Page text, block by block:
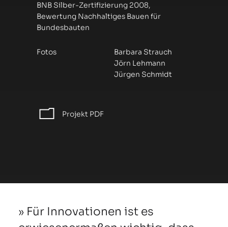
BNB Silber-Zertifizierung 2008,
Bewertung Nachhaltiges Bauen für
Bundesbauten
Fotos
Barbara Strauch
Jörn Lehmann
Jürgen Schmidt
Projekt PDF
Für Innovationen ist es